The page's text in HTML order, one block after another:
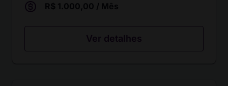
R$ 1.000,00 / Mês
Ver detalhes